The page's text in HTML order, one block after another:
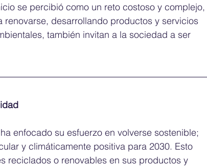
se percibió como un reto costoso y complejo,
desarrollando productos y servicios
también invitan a la sociedad a ser
enfocado su esfuerzo en volverse sostenible;
y climáticamente positiva para 2030. Esto
reciclados o renovables en sus productos y